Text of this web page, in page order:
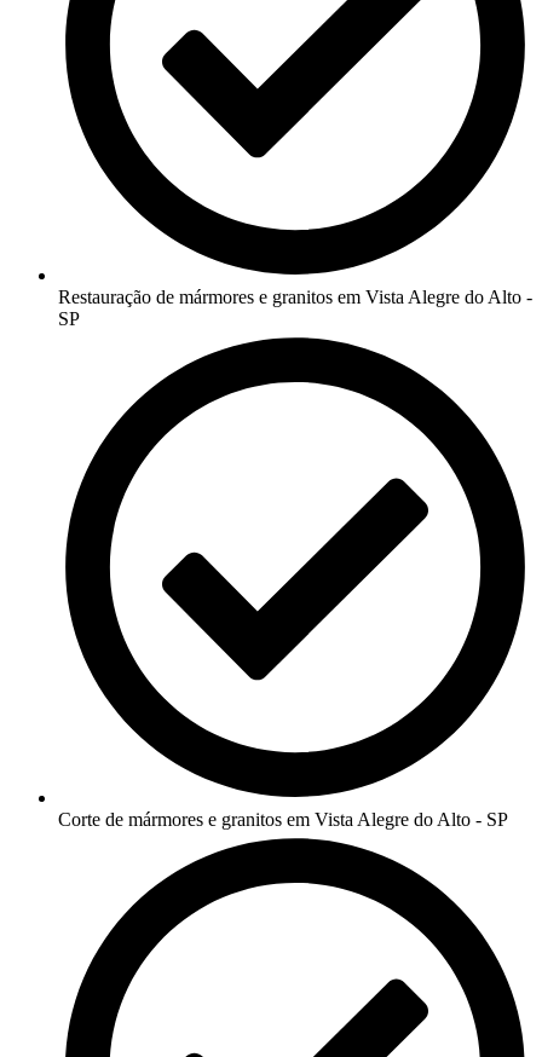
Restauração de mármores e granitos em Vista Alegre do Alto -
SP
Corte de mármores e granitos em Vista Alegre do Alto - SP